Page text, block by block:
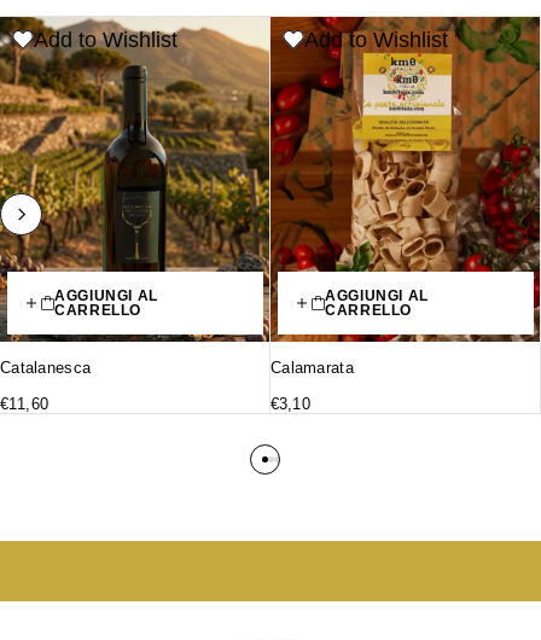
Add to Wishlist
AGGIUNGI AL
CARRELLO
Catalanesca
€11,60
Add to Wishlist
AGGIUNGI AL
CARRELLO
Calamarata
€3,10